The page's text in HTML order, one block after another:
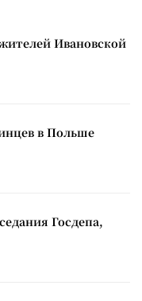
Ивановской
в Польше
Госдепа,